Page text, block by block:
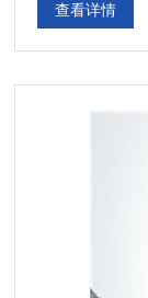
查看详情